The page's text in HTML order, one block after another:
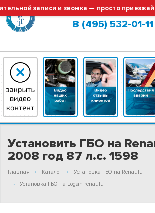
записи и звонка — просто приезжайте!
Москва (сменить город?)
8 (495) 532-01-11
Установить ГБО на
2008 год 87 л.с. 1598
Главная Каталог
Установка ГБО на Renault.
Установка ГБО на Logan renault.